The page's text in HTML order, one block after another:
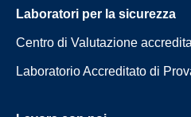
Laboratori per la sicurezza
Centro di Valutazione
Laboratorio Accreditato di